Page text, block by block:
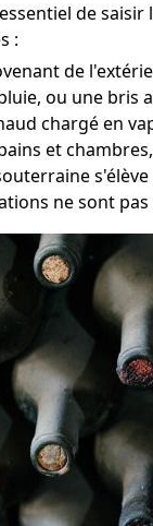
de
:
de
ou une bris
chargé en
et
ne sont pas